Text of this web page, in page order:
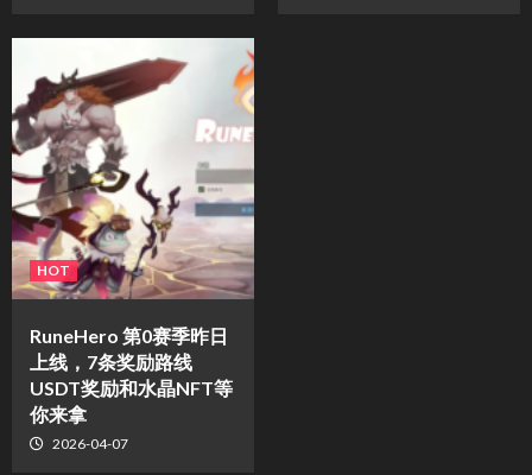
HOT
RuneHero 第0赛季昨日
上线，7条奖励路线
USDT奖励和水晶NFT等
你来拿
2026-04-07